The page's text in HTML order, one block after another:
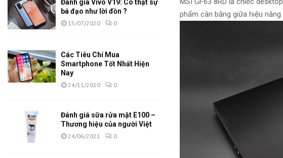
phẩm cân bằng giữa hiệu năng
Đánh giá Vivo V19: Có thật sự
bá đạo như lời đồn ?
15/07/2020 0
Các Tiêu Chí Mua
Smartphone Tốt Nhất Hiện
Nay
24/11/2020 0
Đánh giá sữa rửa mặt E100 –
Thương hiệu của người Việt
24/06/2021 0